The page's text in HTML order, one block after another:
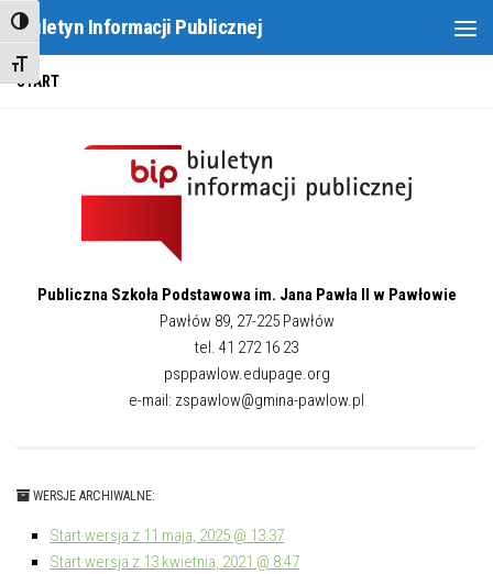
Toggle High Contrast
Toggle Font size
Skip to content
Biuletyn Informacji Publicznej
START
Publiczna Szkoła Podstawowa im. Jana Pawła II w Pawłowie
Pawłów 89, 27-225 Pawłów
tel. 41 272 16 23
psppawlow.edupage.org
e-mail: zspawlow@gmina-pawlow.pl
WERSJE ARCHIWALNE:
Start wersja z 11 maja, 2025 @ 13:37
Start wersja z 13 kwietnia, 2021 @ 8:47